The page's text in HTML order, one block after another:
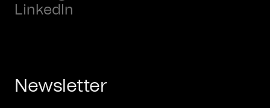
LinkedIn
Newsletter